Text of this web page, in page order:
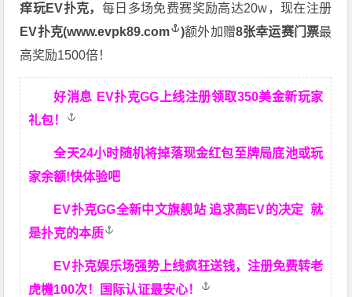
痒玩EV扑克， 每日多场免费赛奖励高达20w，现在注册
EV扑克(www.evpk89.com )额外加赠8张幸运赛门票最
高奖励1500倍！
好消息 EV扑克GG上线注册领取350美金新玩家
礼包！
全天24小时随机将掉落现金红包至牌局底池或玩
家余额!快体验吧
EV扑克GG全新中文旗舰站追求高EV的决定就
是扑克的本质
EV扑克娱乐场强势上线疯狂送钱，注册免费转老
虎機100次！国际认证最安心！